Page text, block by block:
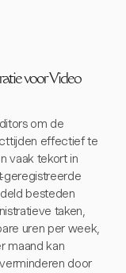
voor Video
om de
effectief te
vaak tekort in
geregistreerde
besteden
taken,
uren per week,
maand kan
door